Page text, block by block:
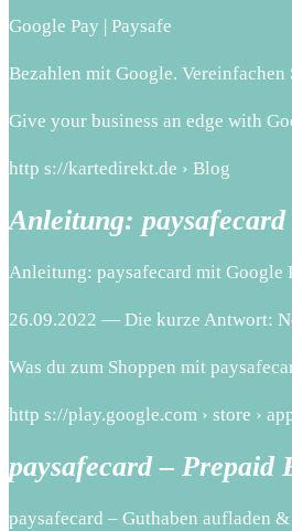
Google Pay | Paysafe
Bezahlen mit Google.
Give your business an edge with
http s://kartedirekt.de › Blog
Anleitung:
Anleitung: paysafecard mit Google
26.09.2022 — Die kurze Antwort:
Was du zum Shoppen mit
http s://play.google.com › store ›
paysafecard – Prepaid
paysafecard – Guthaben aufladen